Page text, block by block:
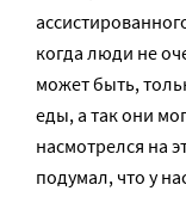
когда люди не
может быть,
еды, а так они
насмотрелся на
подумал, что у